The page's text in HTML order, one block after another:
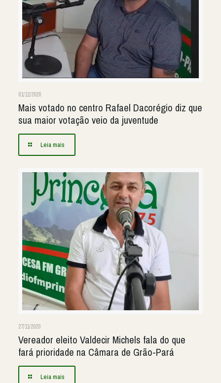
01/12/2020
Mais votado no centro Rafael Dacorégio diz que
sua maior votação veio da juventude
Leia mais
27/11/2020
Vereador eleito Valdecir Michels fala do que
fará prioridade na Câmara de Grão-Pará
Leia mais